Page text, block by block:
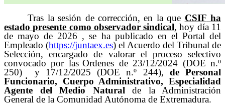
Tras la sesión de corrección, en la que CSIF ha
estado presente como observador sindical, hoy día 11
de mayo de 2026 , se ha publicado en el Portal del
Empleado (https://juntaex.es) el Acuerdo del Tribunal de
Selección, encargado de valorar el proceso selectivo
convocado por las Ordenes de 23/12/2024 (DOE n.º
250) y 17/12/2025 (DOE n.º 244), de Personal
Funcionario,
Cuerpo Administrativo, Especialidad
Agente del Medio Natural de la Administración
General de la Comunidad Autónoma de Extremadura.